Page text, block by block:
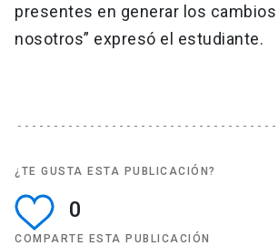
presentes en generar los
nosotros” expresó el estudiante.
¿TE GUSTA ESTA PUBLICACIÓN?
0
COMPARTE ESTA PUBLICACIÓN